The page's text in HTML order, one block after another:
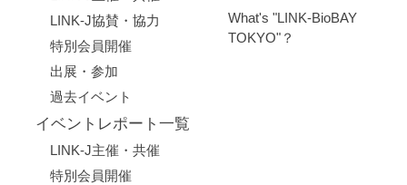
LINK-J協賛・協力
特別会員開催
出展・参加
過去イベント
イベントレポート一覧
LINK-J主催・共催
特別会員開催
What's "LINK-BioBAY
TOKYO"？